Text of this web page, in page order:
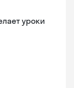
уроки